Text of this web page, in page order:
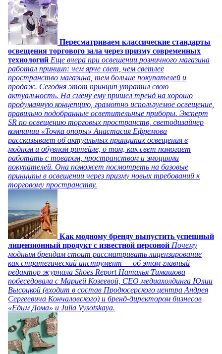
Пересматриваем классические стандарты
освещения торгового зала через призму современных
технологий Еще вчера при освещении розничного магазина
работал принцип: чем ярче свет, чем светлее
пространство магазина, тем больше покупателей и
продаж. Сегодня этот принцип утратил свою
актуальность. На смену ему пришел тренд на хорошо
продуманную концепцию, грамотно используемое освещение,
правильно подобранные осветительные приборы. Эксперт
SR по освещению торговых пространств, светодизайнер
компании «Точка опоры» Анастасия Ефремова
рассказывает об актуальных принципах освещения в
модном и обувном ритейле, о том, как свет помогает
работать с товаром, пространством и эмоциями
покупателей. Она поможет посмотреть на базовые
принципы в освещении через призму новых требований к
торговому пространству.
Как модному бренду выпустить успешный
лицензионный продукт с известной персоной Почему
модным брендам стоит рассматривать лицензирование
как стратегический инструмент — об этом главный
редактор журнала Shoes Report Наталья Тимашова
побеседовала с Марией Козеевой, СЕО медиахолдинга Юлии
Высоцкой (входит в состав Продюсерского центра Андрея
Сергеевича Кончаловского) и бренд-директором бизнесов
«Едим Дома» и Julia Vysotskaya.